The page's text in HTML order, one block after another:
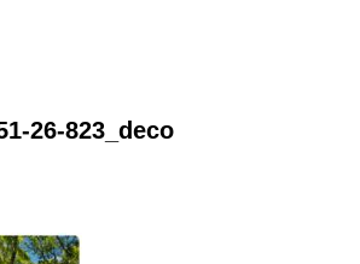
26-823_deco